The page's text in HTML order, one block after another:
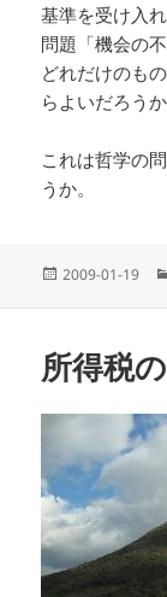
基準を受け入
問題「機会の
どれだけのも
らよいだろうか
これは哲学の
うか。
投
2009-01-19
所得税